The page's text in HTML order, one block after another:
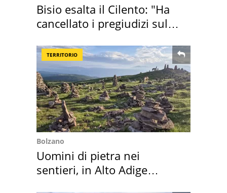
Bisio esalta il Cilento: "Ha
cancellato i pregiudizi sul
TERRITORIO
Bolzano
Uomini di pietra nei
sentieri, in Alto Adige